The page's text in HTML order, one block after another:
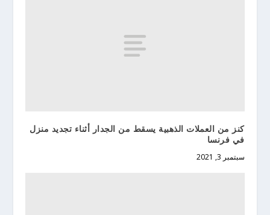
كنز من العملات الذهبية يسقط من الجدار أثناء تجديد منزل
في فرنسا
سبتمبر 3, 2021